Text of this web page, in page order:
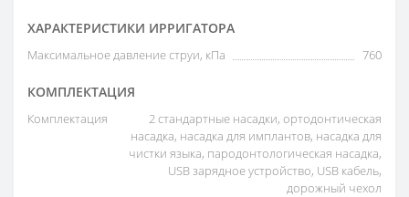
ХАРАКТЕРИСТИКИ ИРРИГАТОРА
Максимальное давление струи, кПа 760
КОМПЛЕКТАЦИЯ
Комплектация
2 стандартные насадки, ортодонтическая
насадка, насадка для имплантов, насадка для
чистки языка, пародонтологическая насадка,
USB зарядное устройство, USB кабель,
дорожный чехол